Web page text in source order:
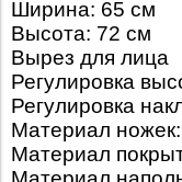
Ширина: 65 см
Высота: 72 см
Вырез для лица
Регулировка
Регулировка
Материал ножек:
Материал